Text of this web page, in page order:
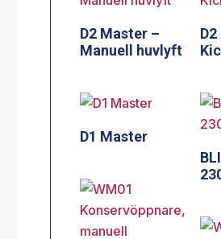
D2 Master –
Manuell huvlyft
D1 Master